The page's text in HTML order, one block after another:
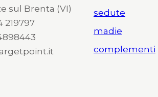
sul Brenta (VI)
219797
sedute
madie
complementi